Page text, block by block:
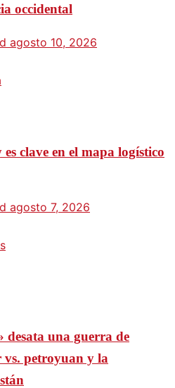
occidental
agosto 10, 2026
clave en el mapa logístico
agosto 7, 2026
desata una guerra de
petroyuan y la